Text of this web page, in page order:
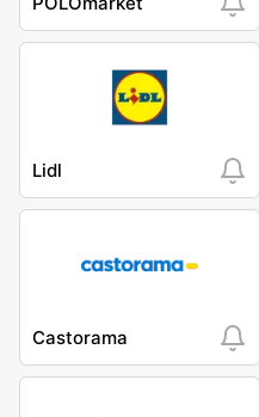
Lidl
Castorama